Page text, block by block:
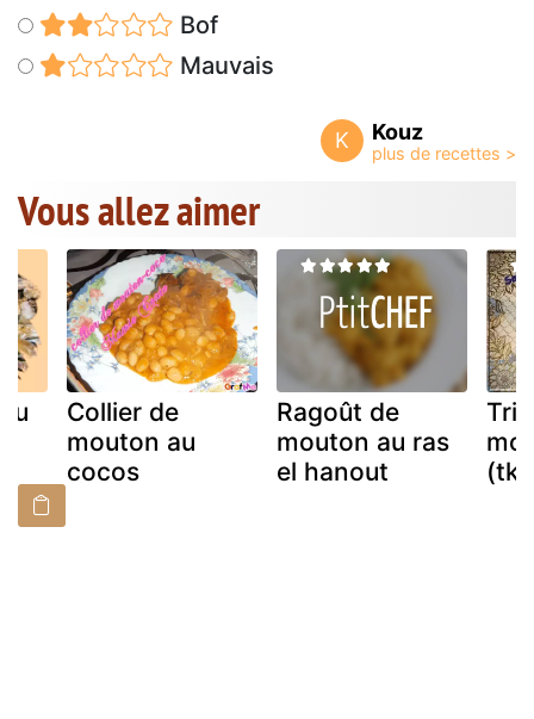
Bof
Mauvais
K Kouz
Vous allez aimer
Collier de
mouton au
cocos
Ragoût de
mouton au ras
el hanout